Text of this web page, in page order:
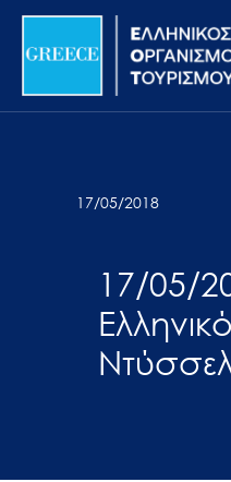
Σημείωση:
ιστότοπος
προσβασιμότητας.
Μετάβαση
περιεχόμενο
17/05/2018
17/05/